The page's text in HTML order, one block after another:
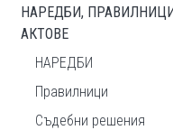
НАРЕДБИ,
АКТОВЕ
НАРЕДБИ
Правилници
Съдебни решения